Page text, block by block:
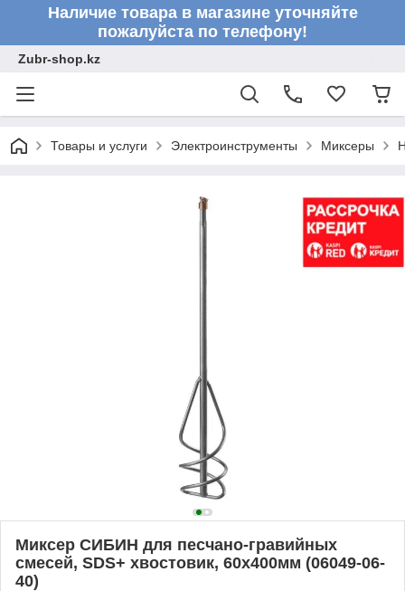
Наличие товара в магазине уточняйте
пожалуйста по телефону!
Zubr-shop.kz
Товары и услуги Электроинструменты Миксеры
Миксер СИБИН для песчано-гравийных
смесей, SDS+ хвостовик, 60х400мм (06049-06-
40)